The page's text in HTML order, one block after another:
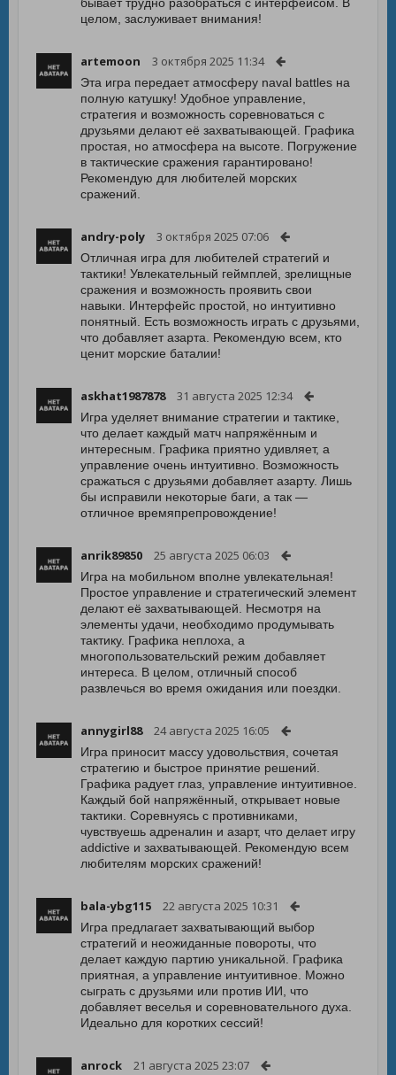
целом, заслуживает внимания!
artemoon 3 октября 2025 11:34
Эта игра передает атмосферу naval battles на
полную катушку! Удобное управление,
стратегия и возможность соревноваться с
друзьями делают её захватывающей. Графика
простая, но атмосфера на высоте. Погружение
в тактические сражения гарантировано!
Рекомендую для любителей морских
сражений.
andry-poly 3 октября 2025 07:06
Отличная игра для любителей стратегий и
тактики! Увлекательный геймплей, зрелищные
сражения и возможность проявить свои
навыки. Интерфейс простой, но интуитивно
понятный. Есть возможность играть с друзьями,
что добавляет азарта. Рекомендую всем, кто
ценит морские баталии!
askhat1987878 31 августа 2025 12:34
Игра уделяет внимание стратегии и тактике,
что делает каждый матч напряжённым и
интересным. Графика приятно удивляет, а
управление очень интуитивно. Возможность
сражаться с друзьями добавляет азарту. Лишь
бы исправили некоторые баги, а так —
отличное времяпрепровождение!
anrik89850 25 августа 2025 06:03
Игра на мобильном вполне увлекательная!
Простое управление и стратегический элемент
делают её захватывающей. Несмотря на
элементы удачи, необходимо продумывать
тактику. Графика неплоха, а
многопользовательский режим добавляет
интереса. В целом, отличный способ
развлечься во время ожидания или поездки.
annygirl88 24 августа 2025 16:05
Игра приносит массу удовольствия, сочетая
стратегию и быстрое принятие решений.
Графика радует глаз, управление интуитивное.
Каждый бой напряжённый, открывает новые
тактики. Соревнуясь с противниками,
чувствуешь адреналин и азарт, что делает игру
addictive и захватывающей. Рекомендую всем
любителям морских сражений!
bala-ybg115 22 августа 2025 10:31
Игра предлагает захватывающий выбор
стратегий и неожиданные повороты, что
делает каждую партию уникальной. Графика
приятная, а управление интуитивное. Можно
сыграть с друзьями или против ИИ, что
добавляет веселья и соревновательного духа.
Идеально для коротких сессий!
anrock 21 августа 2025 23:07